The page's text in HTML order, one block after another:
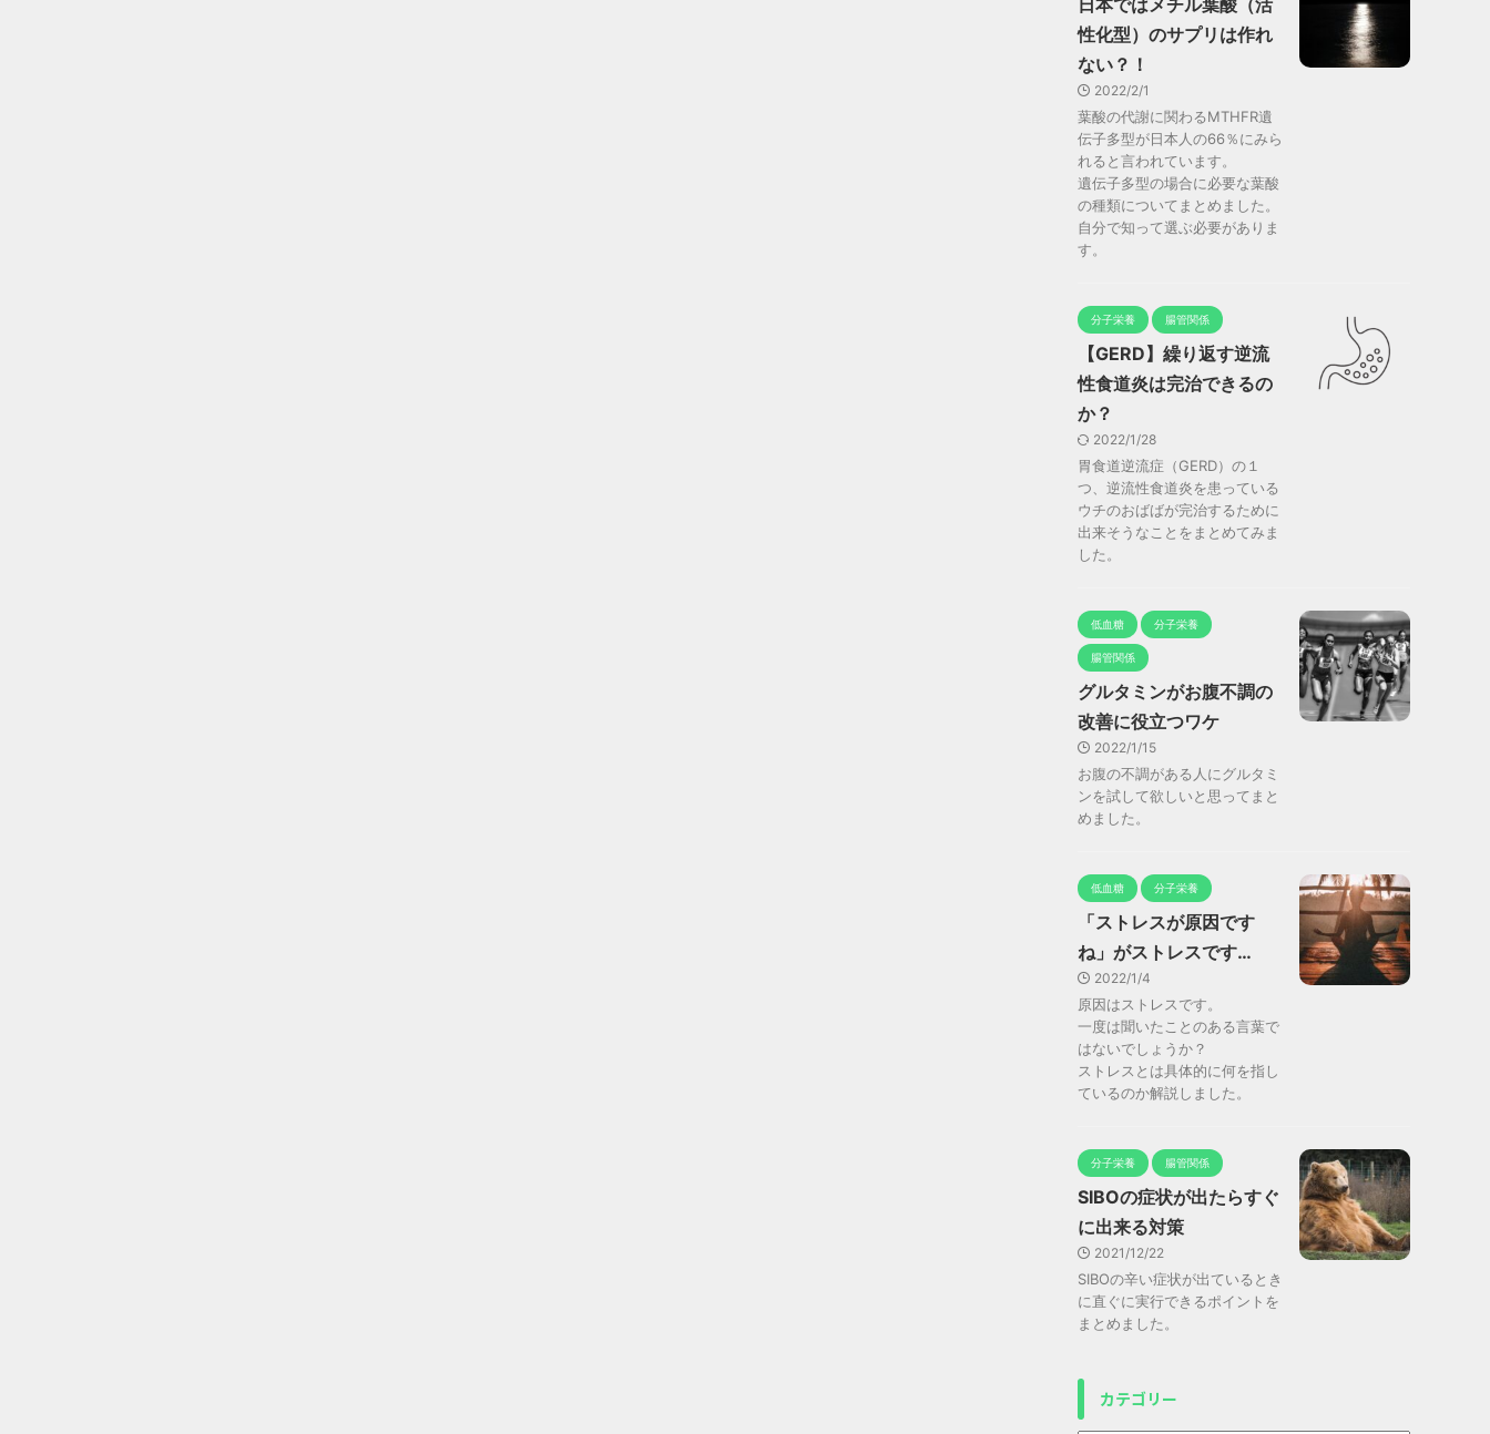
日本ではメチル葉酸（活
性化型）のサプリは作れ
ない？！
2022/2/1
葉酸の代謝に関わるMTHFR遺
伝子多型が日本人の66％にみら
れると言われています。
遺伝子多型の場合に必要な葉酸
の種類についてまとめました。
自分で知って選ぶ必要がありま
す。
分子栄養 腸管関係
【GERD】繰り返す逆流
性食道炎は完治できるの
か？
2022/1/28
胃食道逆流症（GERD）の１
つ、逆流性食道炎を患っている
ウチのおばばが完治するために
出来そうなことをまとめてみま
した。
低血糖 分子栄養
腸管関係
グルタミンがお腹不調の
改善に役立つワケ
2022/1/15
お腹の不調がある人にグルタミ
ンを試して欲しいと思ってまと
めました。
低血糖 分子栄養
「ストレスが原因です
ね」がストレスです…
2022/1/4
原因はストレスです。
一度は聞いたことのある言葉で
はないでしょうか？
ストレスとは具体的に何を指し
ているのか解説しました。
分子栄養 腸管関係
SIBOの症状が出たらすぐ
に出来る対策
2021/12/22
SIBOの辛い症状が出ているとき
に直ぐに実行できるポイントを
まとめました。
カテゴリー